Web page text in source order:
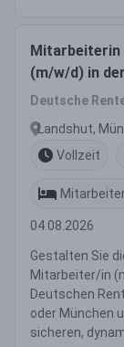
(m/w/d) in
Deutsche
Landshut,
Vollzeit
04.08.2026
Gestalten Sie
Mitarbeiter/in
Deutschen
oder München
sicheren,